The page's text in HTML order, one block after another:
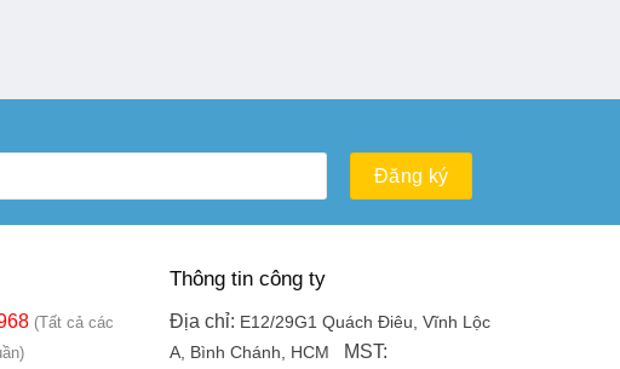
(Tất cả các
Thông tin công ty
Địa chỉ: E12/29G1 Quách Điêu, Vĩnh Lộc
A, Bình Chánh, HCM
MST: